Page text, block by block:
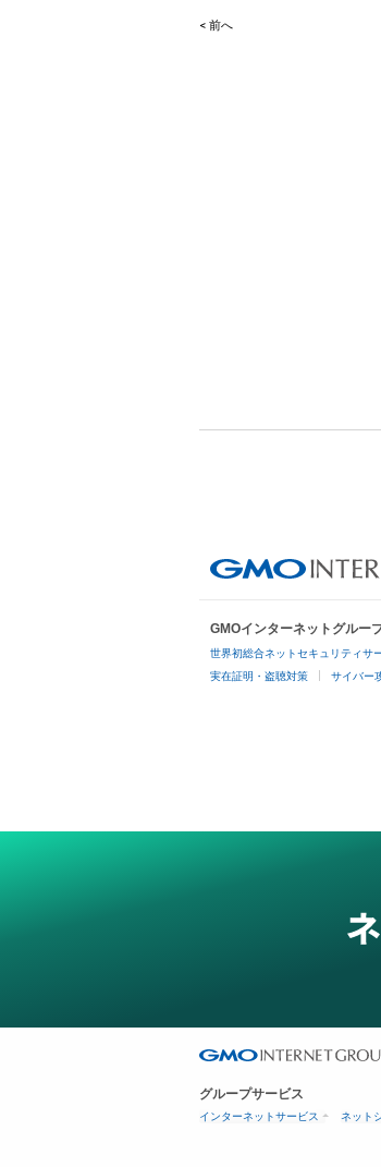
Post
< 前へ
GMOインターネットグルー
世界初総合ネットセキュリティサ
実在証明・盗聴対策 サイバー
グループサービス
インターネットサービス ネット